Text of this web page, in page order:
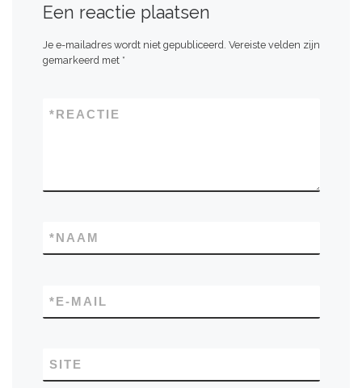
Een reactie plaatsen
Je e-mailadres wordt niet gepubliceerd. Vereiste velden zijn
gemarkeerd met *
REACTIE
*
NAAM
*
E-MAIL
*
SITE